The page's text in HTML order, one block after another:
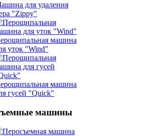
для удаления
"Zippy"
машина
уток "Wind"
машина
гусей "Quick"
машины